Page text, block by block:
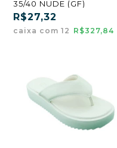
35/40 NUDE (GF)
R$27,32
caixa com 12 R$327,84